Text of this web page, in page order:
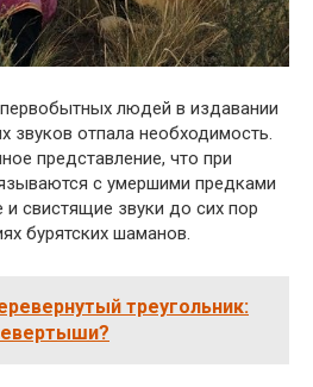
людей в издавании
звуков отпала необходимость.
представление, что при
с умершими предками
и свистящие звуки до сих пор
бурятских шаманов.
треугольник: